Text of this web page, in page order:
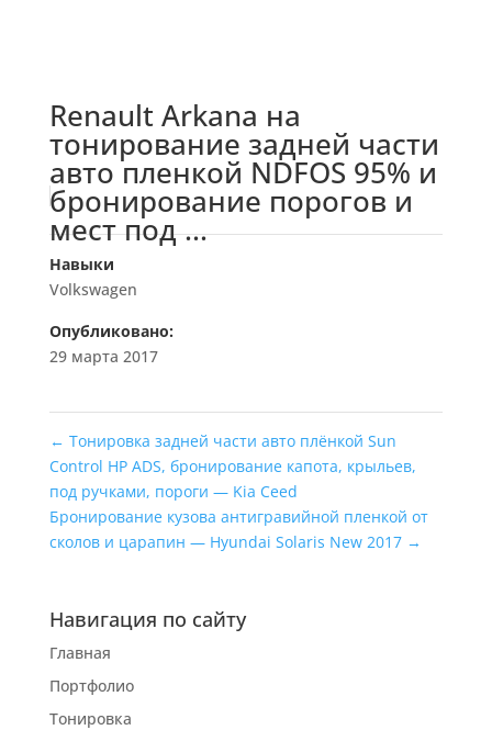
Renault Arkana на
тонирование задней части
авто пленкой NDFOS 95% и
бронирование порогов и
мест под ...
Навыки
Volkswagen
Опубликовано:
29 марта 2017
← Тонировка задней части авто плёнкой Sun
Control HP ADS, бронирование капота, крыльев,
под ручками, пороги — Kia Ceed
Бронирование кузова антигравийной пленкой от
сколов и царапин — Hyundai Solaris New 2017 →
Навигация по сайту
Главная
Портфолио
Тонировка